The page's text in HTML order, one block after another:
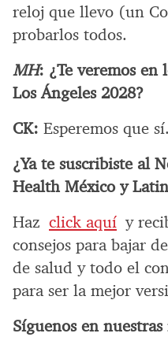
reloj que llevo (un
probarlos todos.
MH: ¿Te veremos en
Los Ángeles 2028?
CK: Esperemos que
¿Ya te suscribiste al
Health México y
Haz click aquí y
consejos para bajar
de salud y todo el
para ser la mejor
Síguenos en nuestras